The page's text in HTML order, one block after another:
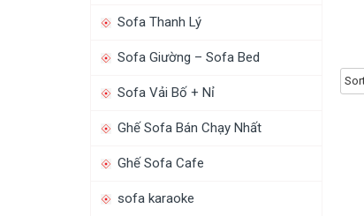
Sofa Thanh Lý
Sofa Giường – Sofa Bed
Sofa Vải Bố + Nỉ
Ghế Sofa Bán Chạy Nhất
Ghế Sofa Cafe
sofa karaoke